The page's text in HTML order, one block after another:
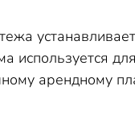
используется
арендному